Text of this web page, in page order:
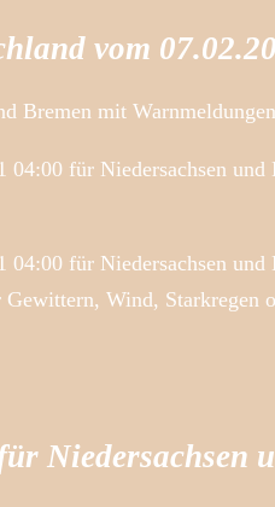
vom
Bremen mit Warnmeldungen
für Niedersachsen und
für Niedersachsen und
Wind, Starkregen
Niedersachsen